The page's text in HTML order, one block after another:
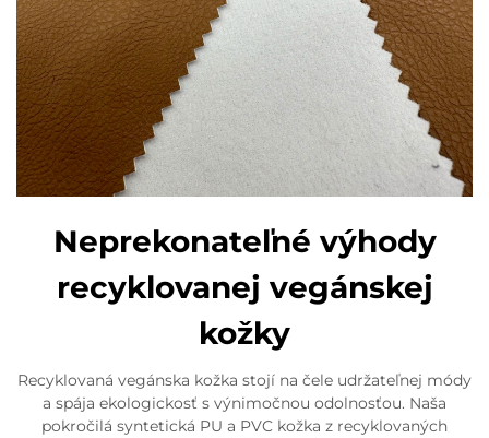
Neprekonateľné výhody
recyklovanej vegánskej
kožky
Recyklovaná vegánska kožka stojí na čele udržateľnej módy
a spája ekologickosť s výnimočnou odolnosťou. Naša
pokročilá syntetická PU a PVC kožka z recyklovaných